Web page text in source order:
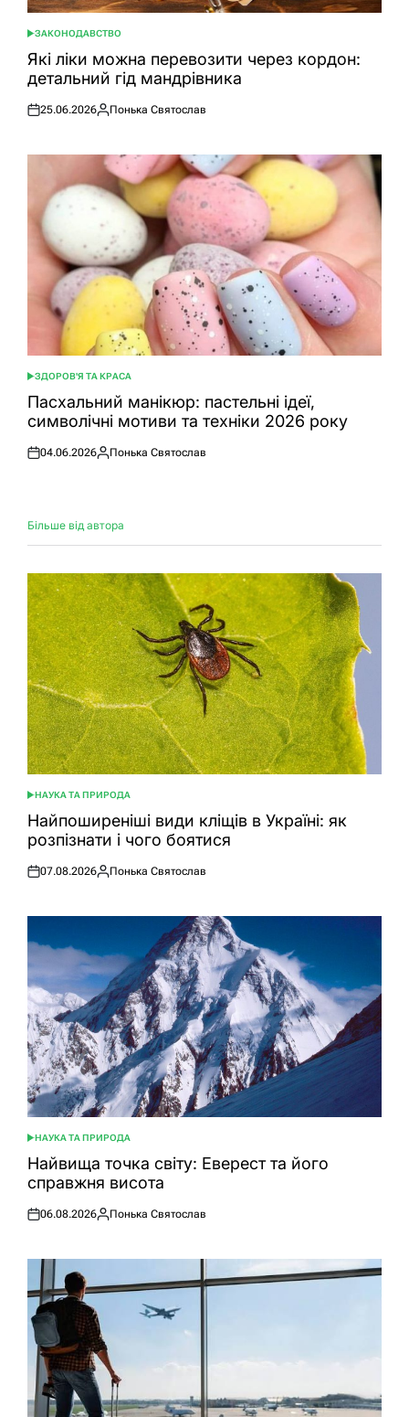
ОПУБЛІКУВАТИ
У
ЗАКОНОДАВСТВО
Які ліки можна перевозити через кордон:
детальний гід мандрівника
Оприлюднено
25.06.2026
Опубліковано
Понька Святослав
ОПУБЛІКУВАТИ
У
ЗДОРОВ'Я ТА КРАСА
Пасхальний манікюр: пастельні ідеї,
символічні мотиви та техніки 2026 року
Оприлюднено
04.06.2026
Опубліковано
Понька Святослав
Більше від автора
ОПУБЛІКУВАТИ
У
НАУКА ТА ПРИРОДА
Найпоширеніші види кліщів в Україні: як
розпізнати і чого боятися
Оприлюднено
07.08.2026
Опубліковано
Понька Святослав
ОПУБЛІКУВАТИ
У
НАУКА ТА ПРИРОДА
Найвища точка світу: Еверест та його
справжня висота
Оприлюднено
06.08.2026
Опубліковано
Понька Святослав